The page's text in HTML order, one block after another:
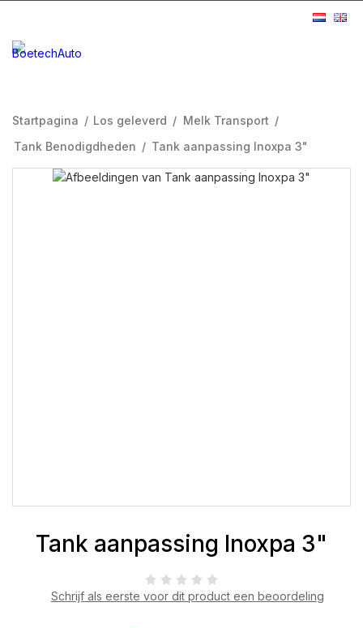
Startpagina / Los geleverd / Melk Transport /
Tank Benodigdheden / Tank aanpassing Inoxpa 3"
Tank aanpassing Inoxpa 3"
Schrijf als eerste voor dit product een beoordeling